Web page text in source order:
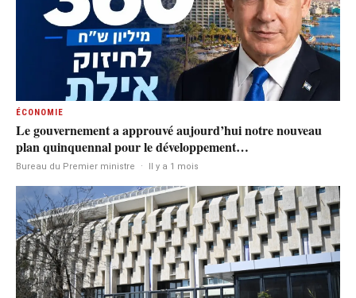
ÉCONOMIE
Le gouvernement a approuvé aujourd’hui notre nouveau
plan quinquennal pour le développement…
Bureau du Premier ministre · Il y a 1 mois